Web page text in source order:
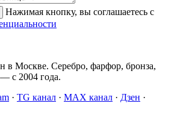
Нажимая кнопку, вы соглашаетесь с
в Москве. Серебро, фарфор, бронза,
с 2004 года.
· TG канал · MAX канал · Дзен ·